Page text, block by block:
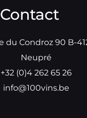
Contact
du Condroz 90 B-
Neupré
+32 (0)4 262 65 26
info@100vins.be